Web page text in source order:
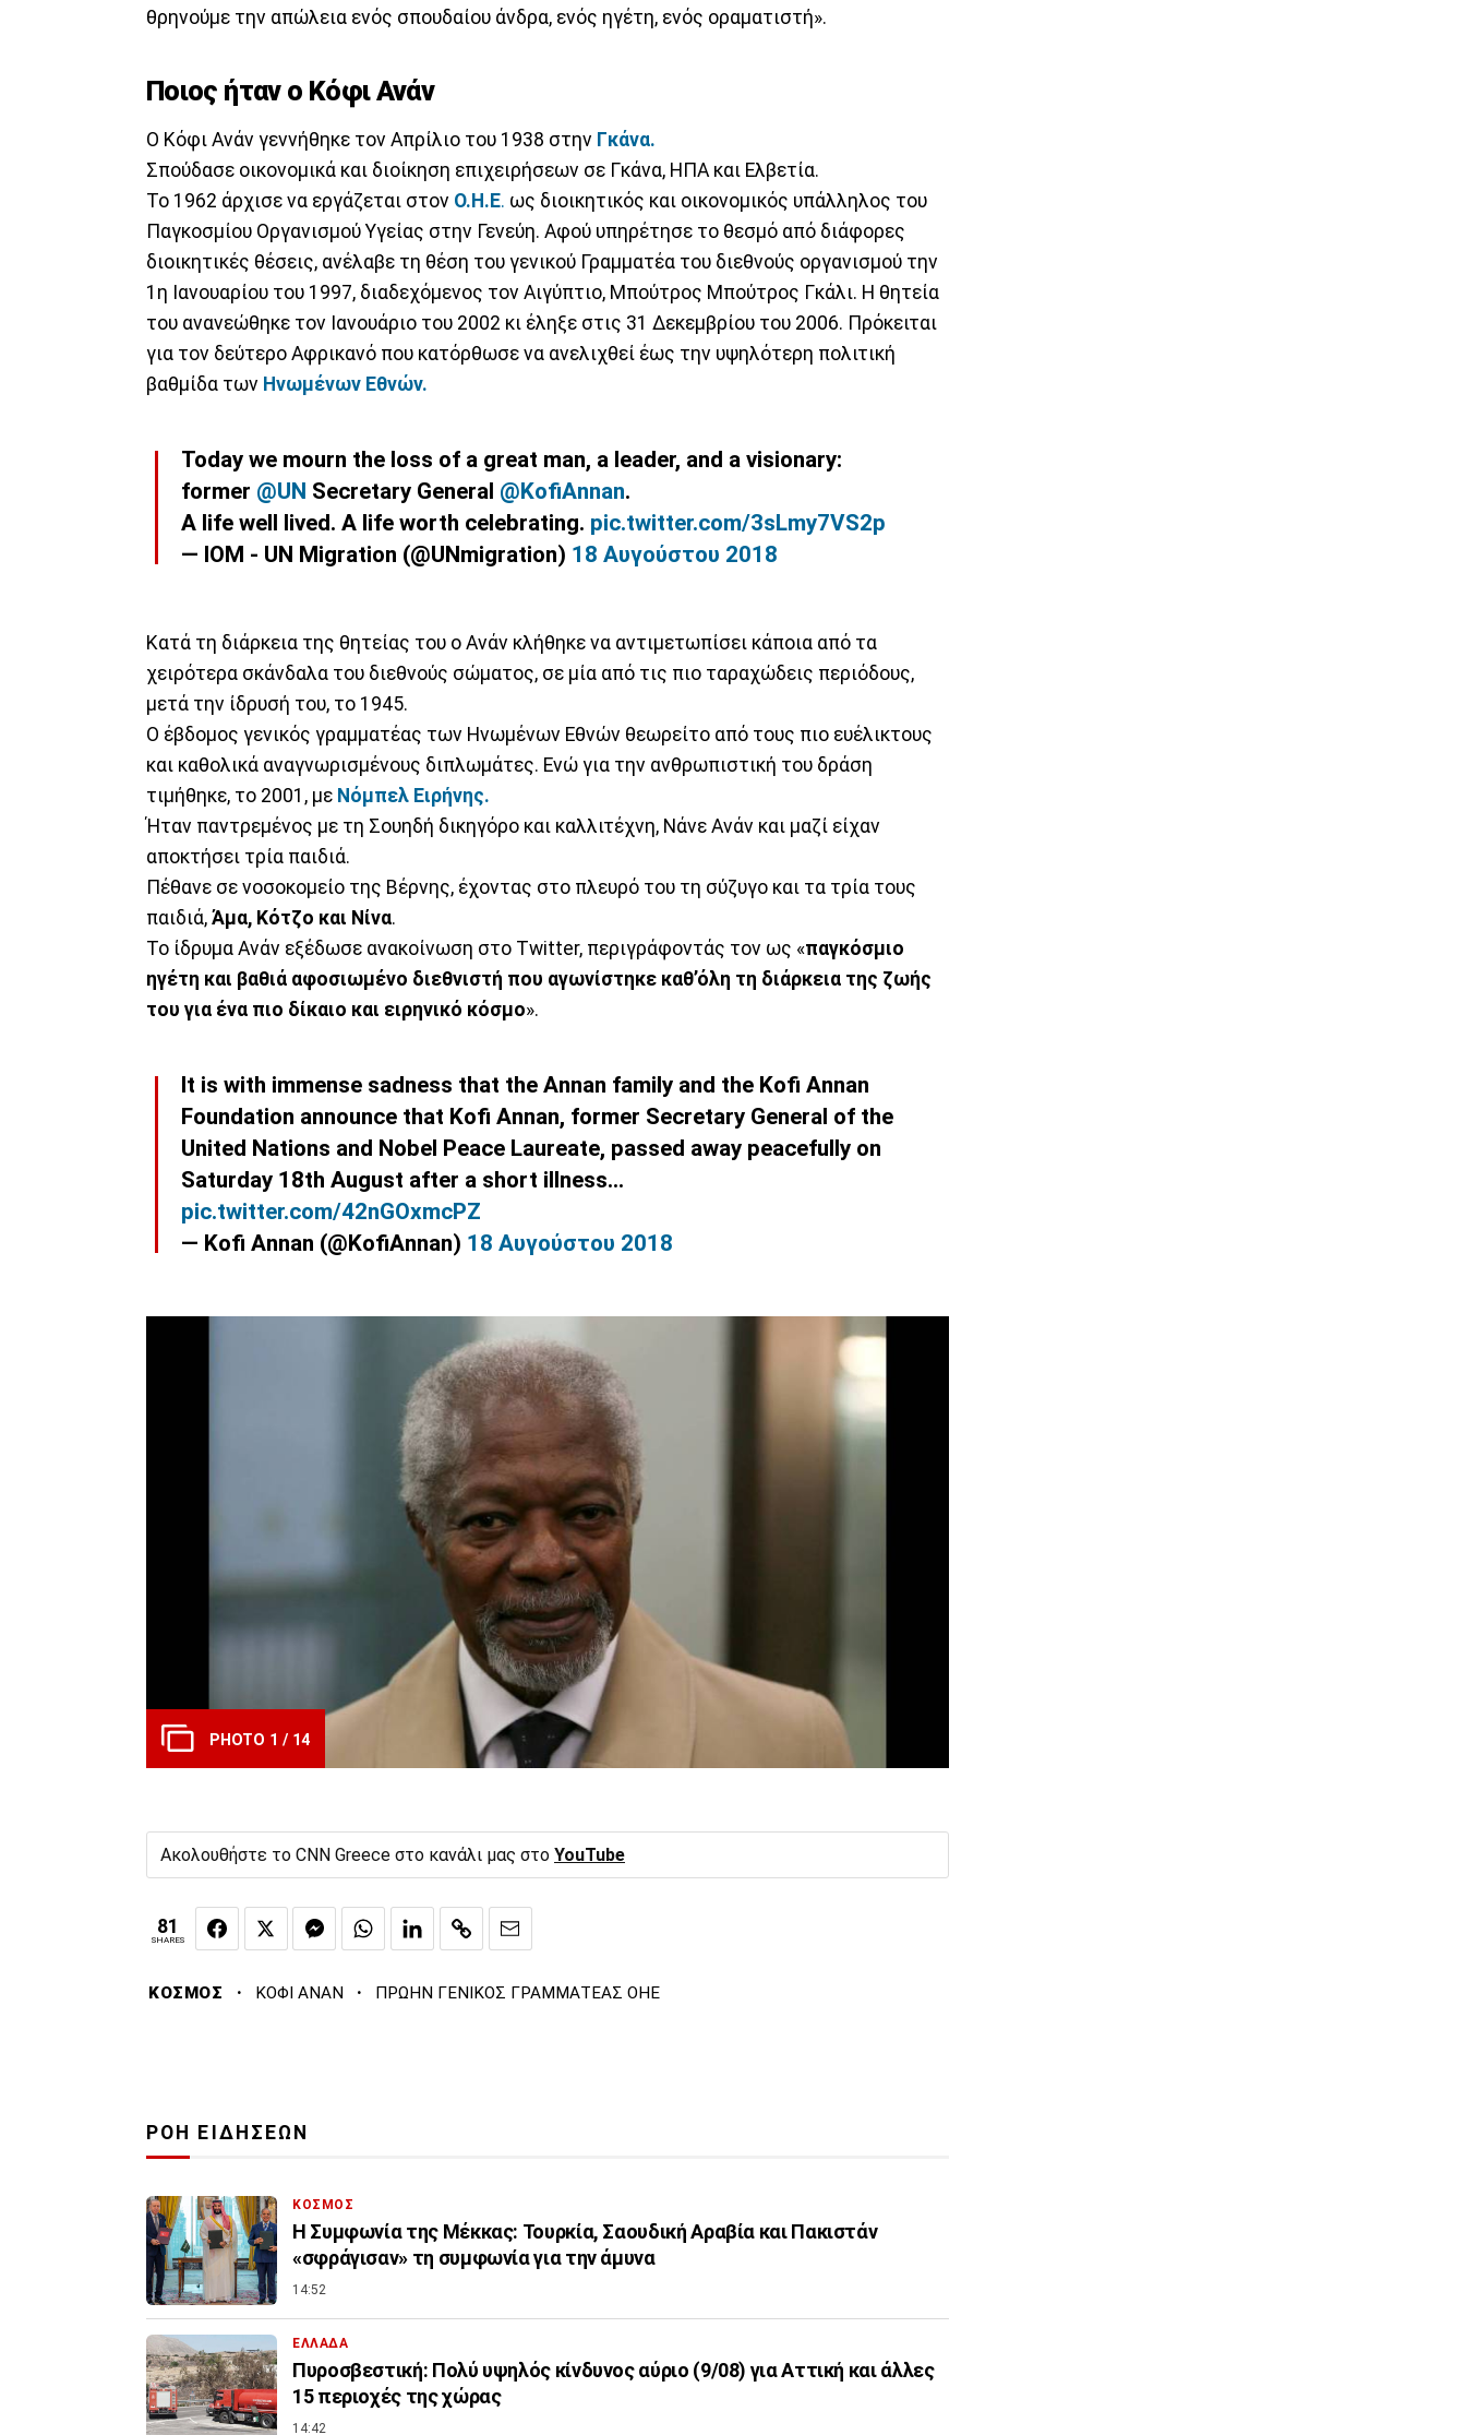
θρηνούμε την απώλεια ενός σπουδαίου άνδρα, ενός ηγέτη, ενός οραματιστή».
Ποιος ήταν ο Κόφι Ανάν
Ο Κόφι Ανάν γεννήθηκε τον Απρίλιο του 1938 στην Γκάνα.
Σπούδασε οικονομικά και διοίκηση επιχειρήσεων σε Γκάνα, ΗΠΑ και Ελβετία.
Το 1962 άρχισε να εργάζεται στον Ο.Η.Ε. ως διοικητικός και οικονομικός υπάλληλος του
Παγκοσμίου Οργανισμού Υγείας στην Γενεύη. Αφού υπηρέτησε το θεσμό από διάφορες
διοικητικές θέσεις, ανέλαβε τη θέση του γενικού Γραμματέα του διεθνούς οργανισμού την
1η Ιανουαρίου του 1997, διαδεχόμενος τον Αιγύπτιο, Μπούτρος Μπούτρος Γκάλι. Η θητεία
του ανανεώθηκε τον Ιανουάριο του 2002 κι έληξε στις 31 Δεκεμβρίου του 2006. Πρόκειται
για τον δεύτερο Αφρικανό που κατόρθωσε να ανελιχθεί έως την υψηλότερη πολιτική
βαθμίδα των Ηνωμένων Εθνών.
Today we mourn the loss of a great man, a leader, and a visionary:
former @UN Secretary General @KofiAnnan.
A life well lived. A life worth celebrating. pic.twitter.com/3sLmy7VS2p
— IOM - UN Migration (@UNmigration) 18 Αυγούστου 2018
Κατά τη διάρκεια της θητείας του ο Ανάν κλήθηκε να αντιμετωπίσει κάποια από τα
χειρότερα σκάνδαλα του διεθνούς σώματος, σε μία από τις πιο ταραχώδεις περιόδους,
μετά την ίδρυσή του, το 1945.
Ο έβδομος γενικός γραμματέας των Ηνωμένων Εθνών θεωρείτο από τους πιο ευέλικτους
και καθολικά αναγνωρισμένους διπλωμάτες. Ενώ για την ανθρωπιστική του δράση
τιμήθηκε, το 2001, με Νόμπελ Ειρήνης.
Ήταν παντρεμένος με τη Σουηδή δικηγόρο και καλλιτέχνη, Νάνε Ανάν και μαζί είχαν
αποκτήσει τρία παιδιά.
Πέθανε σε νοσοκομείο της Βέρνης, έχοντας στο πλευρό του τη σύζυγο και τα τρία τους
παιδιά, Άμα, Κότζο και Νίνα.
Το ίδρυμα Ανάν εξέδωσε ανακοίνωση στο Twitter, περιγράφοντάς τον ως «παγκόσμιο
ηγέτη και βαθιά αφοσιωμένο διεθνιστή που αγωνίστηκε καθ’όλη τη διάρκεια της ζωής
του για ένα πιο δίκαιο και ειρηνικό κόσμο».
It is with immense sadness that the Annan family and the Kofi Annan
Foundation announce that Kofi Annan, former Secretary General of the
United Nations and Nobel Peace Laureate, passed away peacefully on
Saturday 18th August after a short illness...
pic.twitter.com/42nGOxmcPZ
— Kofi Annan (@KofiAnnan) 18 Αυγούστου 2018
PHOTO 1 / 14
Ακολουθήστε το CNN Greece στο κανάλι μας στο YouTube
81
SHARES
ΚΟΣΜΟΣ · ΚΟΦΙ ΑΝΑΝ · ΠΡΩΗΝ ΓΕΝΙΚΟΣ ΓΡΑΜΜΑΤΕΑΣ ΟΗΕ
ΡΟΗ ΕΙΔΗΣΕΩΝ
ΚΟΣΜΟΣ
Η Συμφωνία της Μέκκας: Τουρκία, Σαουδική Αραβία και Πακιστάν
«σφράγισαν» τη συμφωνία για την άμυνα
14:52
ΕΛΛΑΔΑ
Πυροσβεστική: Πολύ υψηλός κίνδυνος αύριο (9/08) για Αττική και άλλες
15 περιοχές της χώρας
14:42